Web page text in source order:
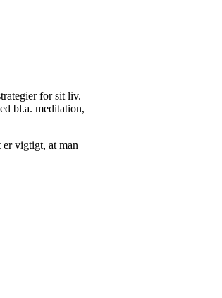
for sit liv.
bl.a. meditation,
vigtigt, at man